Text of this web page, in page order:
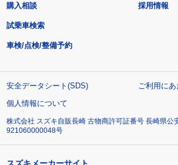
購入相談
試乗車検索
車検/点検/整備予約
採用情報
安全データシート(SDS)
ご利用に
個人情報について
株式会社 スズキ自販長崎 古物商許可証番号 長崎県公
921060000048号